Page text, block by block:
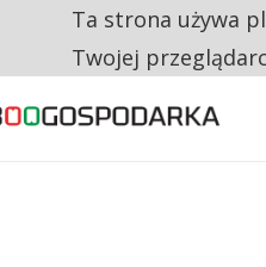
RESTRYKCJE CHIN
Ta strona używa
Twojej